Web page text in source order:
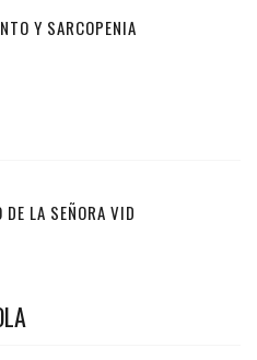
Y SARCOPENIA
DE LA SEÑORA VID